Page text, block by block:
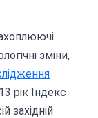
зміни,
рік Індекс
західній